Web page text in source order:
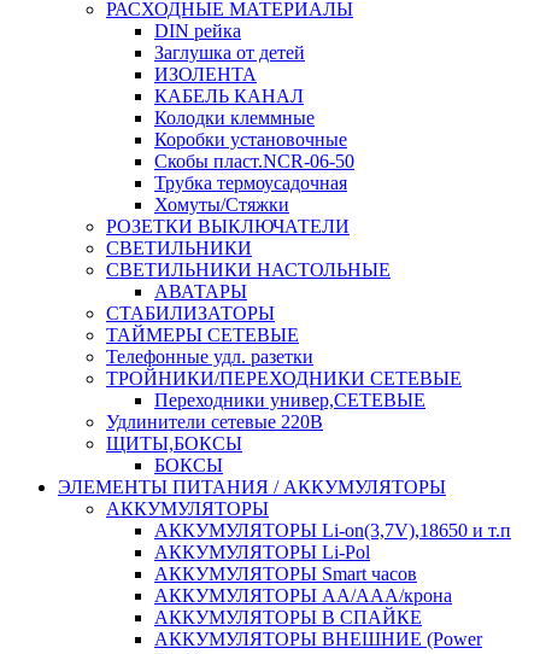
РАСХОДНЫЕ МАТЕРИАЛЫ
DIN рейка
Заглушка от детей
ИЗОЛЕНТА
КАБЕЛЬ КАНАЛ
Колодки клеммные
Коробки установочные
Скобы пласт.NCR-06-50
Трубка термоусадочная
Хомуты/Стяжки
РОЗЕТКИ ВЫКЛЮЧАТЕЛИ
СВЕТИЛЬНИКИ
СВЕТИЛЬНИКИ НАСТОЛЬНЫЕ
АВАТАРЫ
СТАБИЛИЗАТОРЫ
ТАЙМЕРЫ СЕТЕВЫЕ
Телефонные удл. разетки
ТРОЙНИКИ/ПЕРЕХОДНИКИ СЕТЕВЫЕ
Переходники универ,СЕТЕВЫЕ
Удлинители сетевые 220В
ЩИТЫ,БОКСЫ
БОКСЫ
ЭЛЕМЕНТЫ ПИТАНИЯ / АККУМУЛЯТОРЫ
АККУМУЛЯТОРЫ
АККУМУЛЯТОРЫ Li-on(3,7V),18650 и т.п
АККУМУЛЯТОРЫ Li-Pol
АККУМУЛЯТОРЫ Smart часов
АККУМУЛЯТОРЫ АА/ААА/крона
АККУМУЛЯТОРЫ В СПАЙКЕ
АККУМУЛЯТОРЫ ВНЕШНИЕ (Power